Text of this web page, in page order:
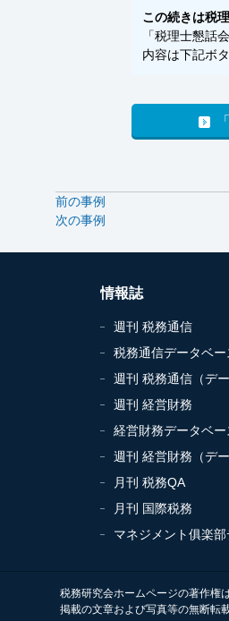
この続きは税
「税理士懇話
内容は下記ボ
前の事例
次の事例
情報誌
週刊 税務通信
税務通信データベー
週刊 税務通信（デ
週刊 経営財務
経営財務データベー
週刊 経営財務（デ
月刊 税務QA
月刊 国際税務
マネジメント俱楽
税務研究会ホームページの著作権
掲載の文章および写真等の無断転